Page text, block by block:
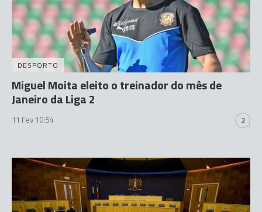
DESPORTO
Miguel Moita eleito o treinador do mês de
Janeiro da Liga 2
11 Fev 10:54 2